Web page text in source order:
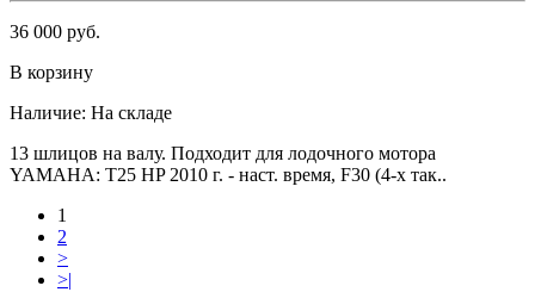
36 000 руб.
В корзину
Наличие: На складе
13 шлицов на валу. Подходит для лодочного мотора
YAMAHA: T25 HP 2010 г. - наст. время, F30 (4-х так..
1
2
>
>|